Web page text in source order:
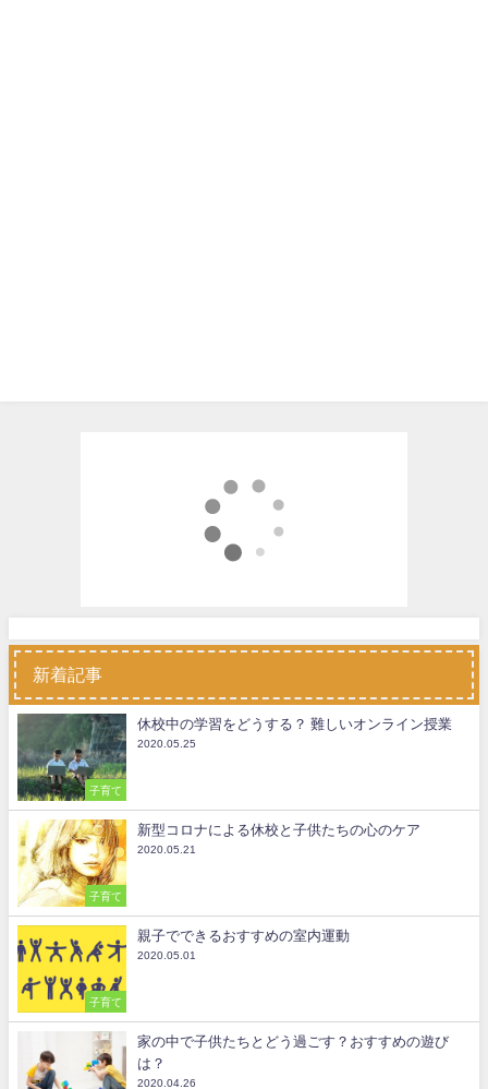
新着記事
子育て
休校中の学習をどうする？ 難しいオンライン授業
2020.05.25
子育て
新型コロナによる休校と子供たちの心のケア
2020.05.21
子育て
親子でできるおすすめの室内運動
2020.05.01
家の中で子供たちとどう過ごす？おすすめの遊び
は？
2020.04.26